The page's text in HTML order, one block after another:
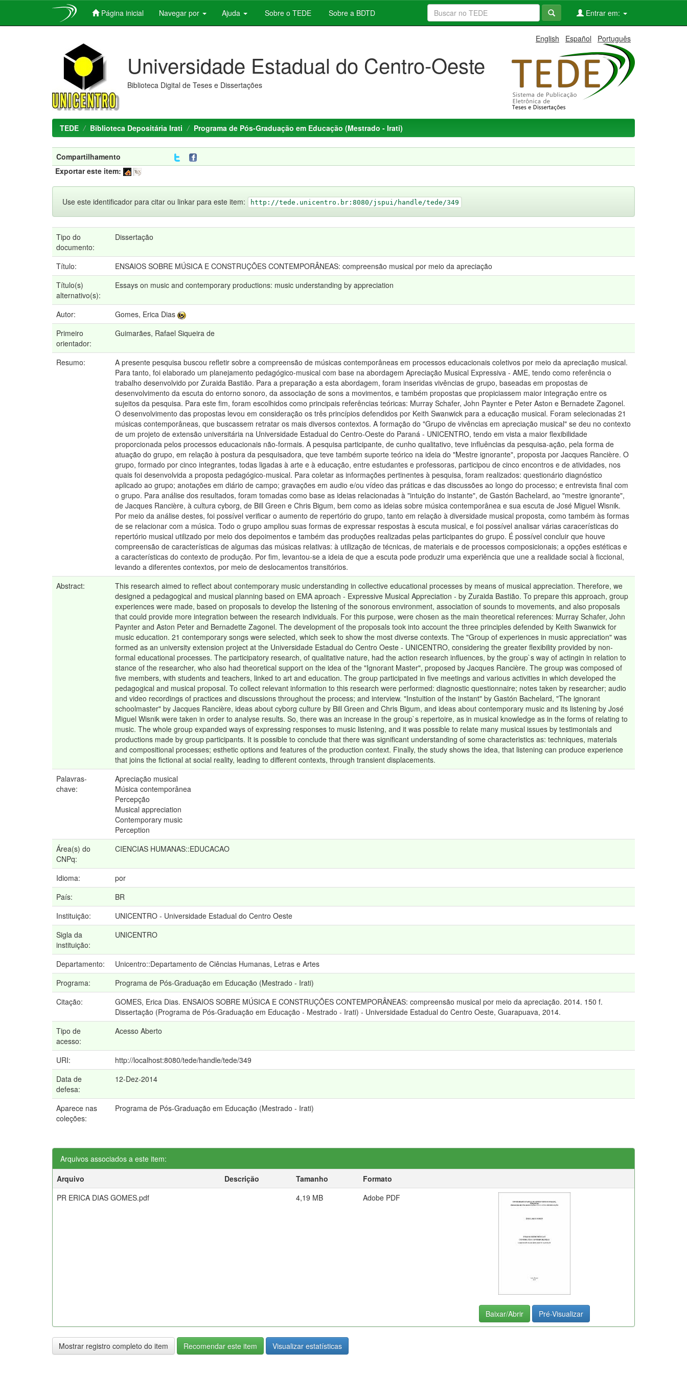
Página inicial Navegar por Ajuda Sobre o TEDE Sobre a BDTD Entrar em:
English Español Português
Universidade Estadual do Centro-Oeste
Biblioteca Digital de Teses e Dissertações
TEDE Biblioteca Depositária Irati Programa de Pós-Graduação em Educação (Mestrado - Irati)
Compartilhamento
Exportar este item:
Use este identificador para citar ou linkar para este item: http://tede.unicentro.br:8080/jspui/handle/tede/349
Tipo do
documento:
Dissertação
Título:
ENSAIOS SOBRE MÚSICA E CONSTRUÇÕES CONTEMPORÂNEAS: compreensão musical por meio da apreciação
Título(s)
alternativo(s):
Essays on music and contemporary productions: music understanding by appreciation
Autor:
Gomes, Erica Dias
Primeiro
orientador:
Guimarães, Rafael Siqueira de
Resumo:
A presente pesquisa buscou refletir sobre a compreensão de músicas contemporâneas em processos educacionais coletivos por meio da apreciação musical.
Para tanto, foi elaborado um planejamento pedagógico-musical com base na abordagem Apreciação Musical Expressiva - AME, tendo como referência o
trabalho desenvolvido por Zuraida Bastião. Para a preparação a esta abordagem, foram inseridas vivências de grupo, baseadas em propostas de
desenvolvimento da escuta do entorno sonoro, da associação de sons a movimentos, e também propostas que propiciassem maior integração entre os
sujeitos da pesquisa. Para este fim, foram escolhidos como principais referências teóricas: Murray Schafer, John Paynter e Peter Aston e Bernadete Zagonel.
O desenvolvimento das propostas levou em consideração os três princípios defendidos por Keith Swanwick para a educação musical. Foram selecionadas 21
músicas contemporâneas, que buscassem retratar os mais diversos contextos. A formação do "Grupo de vivências em apreciação musical" se deu no contexto
de um projeto de extensão universitária na Universidade Estadual do Centro-Oeste do Paraná - UNICENTRO, tendo em vista a maior flexibilidade
proporcionada pelos processos educacionais não-formais. A pesquisa participante, de cunho qualitativo, teve influências da pesquisa-ação, pela forma de
atuação do grupo, em relação à postura da pesquisadora, que teve também suporte teórico na ideia do "Mestre ignorante", proposta por Jacques Rancière. O
grupo, formado por cinco integrantes, todas ligadas à arte e à educação, entre estudantes e professoras, participou de cinco encontros e de atividades, nos
quais foi desenvolvida a proposta pedagógico-musical. Para coletar as informações pertinentes à pesquisa, foram realizados: questionário diagnóstico
aplicado ao grupo; anotações em diário de campo; gravações em audio e/ou vídeo das práticas e das discussões ao longo do processo; e entrevista final com
o grupo. Para análise dos resultados, foram tomadas como base as ideias relacionadas à "intuição do instante", de Gastón Bachelard, ao "mestre ignorante",
de Jacques Rancière, à cultura cyborg, de Bill Green e Chris Bigum, bem como as ideias sobre música contemporânea e sua escuta de José Miguel Wisnik.
Por meio da análise destes, foi possível verificar o aumento de repertório do grupo, tanto em relação à diversidade musical proposta, como também às formas
de se relacionar com a música. Todo o grupo ampliou suas formas de expressar respostas à escuta musical, e foi possível analisar várias caracerísticas do
repertório musical utilizado por meio dos depoimentos e também das produções realizadas pelas participantes do grupo. É possível concluir que houve
compreensão de características de algumas das músicas relativas: à utilização de técnicas, de materiais e de processos composicionais; a opções estéticas e
a características do contexto de produção. Por fim, levantou-se a ideia de que a escuta pode produzir uma experiência que une a realidade social à ficcional,
levando a diferentes contextos, por meio de deslocamentos transitórios.
Abstract:
This research aimed to reflect about contemporary music understanding in collective educational processes by means of musical appreciation. Therefore, we
designed a pedagogical and musical planning based on EMA aproach - Expressive Musical Appreciation - by Zuraida Bastião. To prepare this approach, group
experiences were made, based on proposals to develop the listening of the sonorous environment, association of sounds to movements, and also proposals
that could provide more integration between the research individuals. For this purpose, were chosen as the main theoretical references: Murray Schafer, John
Paynter and Aston Peter and Bernadette Zagonel. The development of the proposals took into account the three principles defended by Keith Swanwick for
music education. 21 contemporary songs were selected, which seek to show the most diverse contexts. The "Group of experiences in music appreciation" was
formed as an university extension project at the Universidade Estadual do Centro Oeste - UNICENTRO, considering the greater flexibility provided by non-
formal educational processes. The participatory research, of qualitative nature, had the action research influences, by the group`s way of actingin in relation to
stance of the researcher, who also had theoretical support on the idea of the "Ignorant Master", proposed by Jacques Rancière. The group was composed of
five members, with students and teachers, linked to art and education. The group participated in five meetings and various activities in which developed the
pedagogical and musical proposal. To collect relevant information to this research were performed: diagnostic questionnaire; notes taken by researcher; audio
and video recordings of practices and discussions throughout the process; and interview. "Instuition of the instant" by Gastón Bachelard, "The ignorant
schoolmaster" by Jacques Rancière, ideas about cyborg culture by Bill Green and Chris Bigum, and ideas about contemporary music and its listening by José
Miguel Wisnik were taken in order to analyse results. So, there was an increase in the group`s repertoire, as in musical knowledge as in the forms of relating to
music. The whole group expanded ways of expressing responses to music listening, and it was possible to relate many musical issues by testimonials and
productions made by group participants. It is possible to conclude that there was significant understanding of some characteristics as: techniques, materials
and compositional processes; esthetic options and features of the production context. Finally, the study shows the idea, that listening can produce experience
that joins the fictional at social reality, leading to different contexts, through transient displacements.
Palavras-
chave:
Apreciação musical
Música contemporânea
Percepção
Musical appreciation
Contemporary music
Perception
Área(s) do
CNPq:
CIENCIAS HUMANAS::EDUCACAO
Idioma:
por
País:
BR
Instituição:
UNICENTRO - Universidade Estadual do Centro Oeste
Sigla da
instituição:
UNICENTRO
Departamento:
Unicentro::Departamento de Ciências Humanas, Letras e Artes
Programa:
Programa de Pós-Graduação em Educação (Mestrado - Irati)
Citação:
GOMES, Erica Dias. ENSAIOS SOBRE MÚSICA E CONSTRUÇÕES CONTEMPORÂNEAS: compreensão musical por meio da apreciação. 2014. 150 f.
Dissertação (Programa de Pós-Graduação em Educação - Mestrado - Irati) - Universidade Estadual do Centro Oeste, Guarapuava, 2014.
Tipo de
acesso:
Acesso Aberto
URI:
http://localhost:8080/tede/handle/tede/349
Data de
defesa:
12-Dez-2014
Aparece nas
coleções:
Programa de Pós-Graduação em Educação (Mestrado - Irati)
Arquivos associados a este item:
Arquivo
Descrição Tamanho
Formato
PR ERICA DIAS GOMES.pdf
4,19 MB Adobe PDF
Baixar/Abrir Pré-Visualizar
Mostrar registro completo do item Recomendar este item Visualizar estatísticas